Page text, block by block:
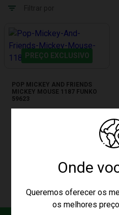
Onde
Queremos oferecer os
os melhores
PREÇO EXCLUSIVO
POP MICKEY AND FRIENDS
MICKEY MOUSE 1187 FUNKO
59623
CARREGAR